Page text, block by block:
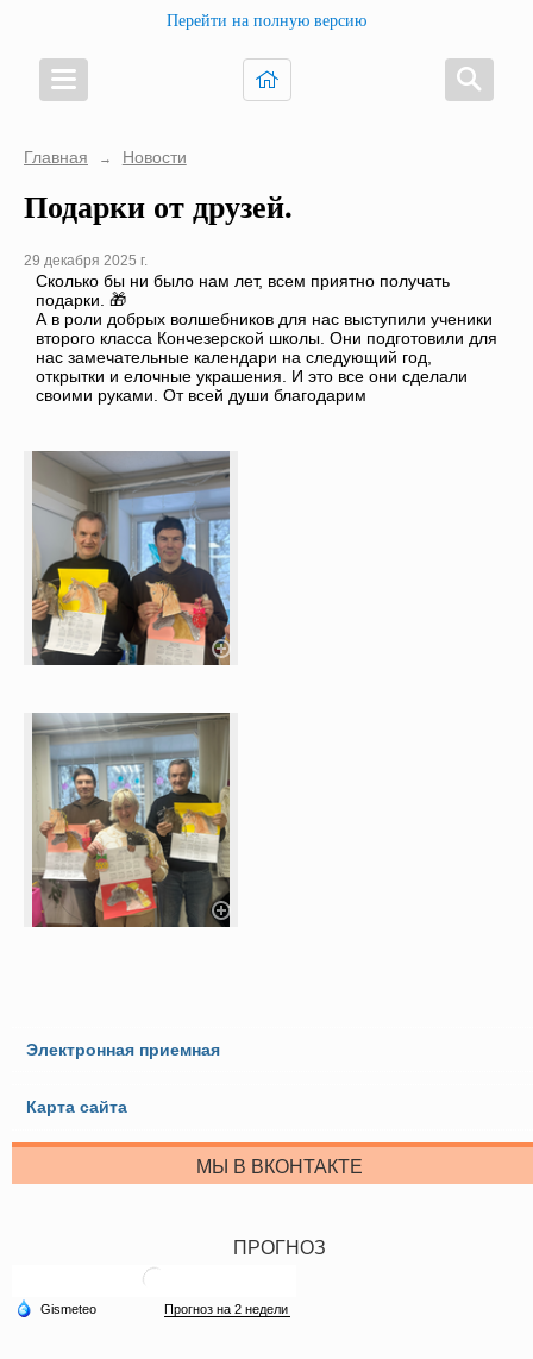
Перейти на полную версию
Главная → Новости
Подарки от друзей.
29 декабря 2025 г.
Сколько бы ни было нам лет, всем приятно получать
подарки. 🎁
А в роли добрых волшебников для нас выступили ученики
второго класса Кончезерской школы. Они подготовили для
нас замечательные календари на следующий год,
открытки и елочные украшения. И это все они сделали
своими руками. От всей души благодарим
Электронная приемная
Карта сайта
МЫ В ВКОНТАКТЕ
ПРОГНОЗ